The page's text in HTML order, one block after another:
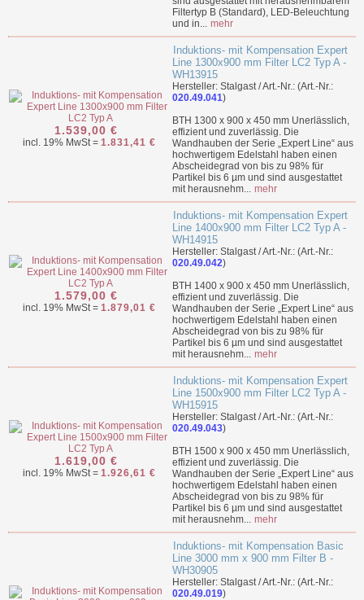
Filtertyp B (Standard), LED-Beleuchtung
und in... mehr
1.539,00 €
incl. 19% MwSt = 1.831,41 €
Induktions- mit Kompensation Expert
Line 1300x900 mm Filter LC2 Typ A -
WH13915
Hersteller: Stalgast / Art.-Nr.: (Art.-Nr.:
020.49.041)
BTH 1300 x 900 x 450 mm Unerlässlich,
effizient und zuverlässig. Die
Wandhauben der Serie „Expert Line“ aus
hochwertigem Edelstahl haben einen
Abscheidegrad von bis zu 98% für
Partikel bis 6 µm und sind ausgestattet
mit herausnehm... mehr
1.579,00 €
incl. 19% MwSt = 1.879,01 €
Induktions- mit Kompensation Expert
Line 1400x900 mm Filter LC2 Typ A -
WH14915
Hersteller: Stalgast / Art.-Nr.: (Art.-Nr.:
020.49.042)
BTH 1400 x 900 x 450 mm Unerlässlich,
effizient und zuverlässig. Die
Wandhauben der Serie „Expert Line“ aus
hochwertigem Edelstahl haben einen
Abscheidegrad von bis zu 98% für
Partikel bis 6 µm und sind ausgestattet
mit herausnehm... mehr
1.619,00 €
incl. 19% MwSt = 1.926,61 €
Induktions- mit Kompensation Expert
Line 1500x900 mm Filter LC2 Typ A -
WH15915
Hersteller: Stalgast / Art.-Nr.: (Art.-Nr.:
020.49.043)
BTH 1500 x 900 x 450 mm Unerlässlich,
effizient und zuverlässig. Die
Wandhauben der Serie „Expert Line“ aus
hochwertigem Edelstahl haben einen
Abscheidegrad von bis zu 98% für
Partikel bis 6 µm und sind ausgestattet
mit herausnehm... mehr
Induktions- mit Kompensation Basic
Line 3000 mm x 900 mm Filter B -
WH30905
Hersteller: Stalgast / Art.-Nr.: (Art.-Nr.:
020.49.019)